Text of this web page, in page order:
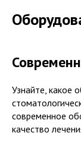
Узнайте, какое
современное
качество